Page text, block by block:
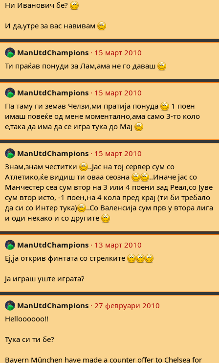
Ни Иванович бе?
И да,утре за вас навивам
ManUtdChampions
15 март 2010
Ти праќав понуди за Лам,ама не го даваш
ManUtdChampions
15 март 2010
Па таму ги земав Челзи,ми пратија понуда
1 поен
имаш повеќе од мене моментално,ама само 3-то коло
е,така да има да се игра тука до Мај
ManUtdChampions
15 март 2010
Знам,знам честитки
..Јас на тој сервер сум со
Атлетико,ќе видиш ти оваа сеозна
..Иначе јас со
Манчестер сеа сум втор на 3 или 4 поени зад Реал,со Јуве
сум втор исто, -1 поен,на 4 кола пред крај (ти би требало
да си со Интер тука)
..Со Валенсија сум прв у втора лига
и оди некако и со другите
ManUtdChampions
13 март 2010
Еј,ја открив финтата со стрелките
Ја играш уште играта?
ManUtdChampions 27 февруари 2010
Helloooooo!!
Тука си ти бе?
Bayern München have made a counter offer to Chelsea for